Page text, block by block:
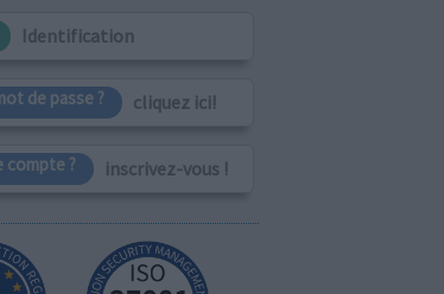
Identification
de passe ? cliquez ici!
compte ? inscrivez-vous !